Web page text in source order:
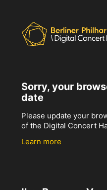
Sorry, your
date
Please update your
of the Digital Concert
Learn more